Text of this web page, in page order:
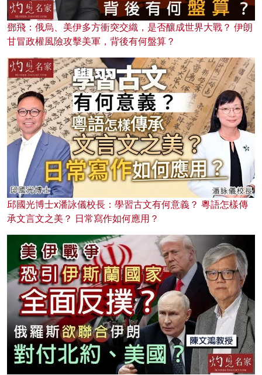
鄧飛：俄烏、美伊多方衝突交織，是否釀成世界大戰？ 伊朗
甘冒政權風險攻擊美軍，背後有何盤算？
邱國光博士x潘詠儀校長：學習古文有何意義？ 粵語怎樣傳
承文言文之美？ 日常寫作如何應用？